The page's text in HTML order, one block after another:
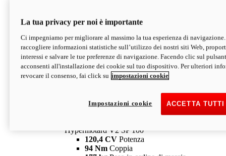
V2 SP
Hypermotard V2 SP
120,4 CVPotenza
94 NmCoppia
177 kgPeso in ordine di marcia
senza carburante
Depotenziata 35 kW: 18.890 € i
configura scopri di più
Hypermotard V2 SP 100
120,4 CV Potenza
94 Nm Coppia
La tua privacy per noi è importante
Ci impegniamo per migliorare al massimo la tua esperienza di
raccogliere informazioni statistiche sull’utilizzo dei nostri siti Web,
interessi e salvare le tue preferenze di navigazione. Facendo clic sul
acconsenti all'installazione dei cookie sul tuo dispositivo. Per ulteriori
revocare il consenso, fai click su impostazioni cookie
ACCETTA
Impostazioni cookie